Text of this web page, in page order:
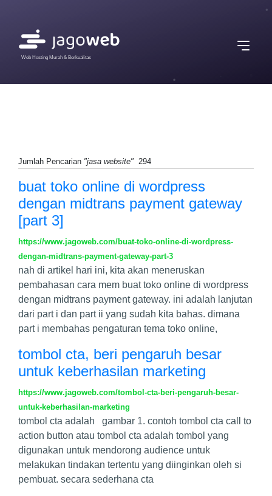
Web Hosting Murah & Berkualitas
Jumlah Pencarian "jasa website" 294
buat toko online di wordpress
dengan midtrans payment gateway
[part 3]
https://www.jagoweb.com/buat-toko-online-di-wordpress-
dengan-midtrans-payment-gateway-part-3
nah di artikel hari ini, kita akan meneruskan
pembahasan cara mem buat toko online di wordpress
dengan midtrans payment gateway. ini adalah lanjutan
dari part i dan part ii yang sudah kita bahas. dimana
part i membahas pengaturan tema toko online,
tombol cta, beri pengaruh besar
untuk keberhasilan marketing
https://www.jagoweb.com/tombol-cta-beri-pengaruh-besar-
untuk-keberhasilan-marketing
tombol cta adalah gambar 1. contoh tombol cta call to
action button atau tombol cta adalah tombol yang
digunakan untuk mendorong audience untuk
melakukan tindakan tertentu yang diinginkan oleh si
pembuat. secara sederhana cta